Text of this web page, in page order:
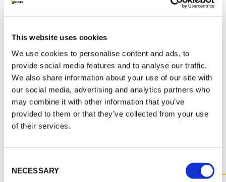
This website uses cookies
We use cookies to personalise content and ads, to
provide social media features and to analyse our traffic.
We also share information about your use of our site with
our social media, advertising and analytics partners who
may combine it with other information that you’ve
provided to them or that they’ve collected from your use
of their services.
Selection
NECESSARY
MARKETING
K-FLEX KATALOG + PREISLISTE
K-FLEX SOLAR SYSTEM
SONSTIGE UNTERLAGEN